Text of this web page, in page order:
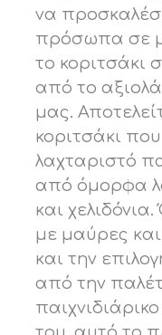
να
πρόσωπα σε
το κοριτσάκι
από το
μας.
κοριτσάκι
λαχταριστό
από όμορφα
και
με μαύρες
και την
από την